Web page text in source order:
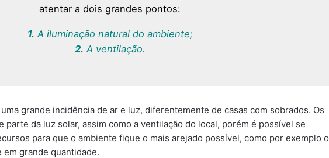
atentar a dois grandes pontos:
1. A iluminação natural do ambiente;
2. A ventilação.
grande incidência de ar e luz, diferentemente de casas com sobrados. Os
parte da luz solar, assim como a ventilação do local, porém é possível se
para que o ambiente fique o mais arejado possível, como por exemplo o
em grande quantidade.